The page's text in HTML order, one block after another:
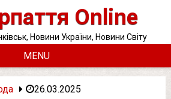
Online
Новини України, Новини Світу
MENU
26.03.2025